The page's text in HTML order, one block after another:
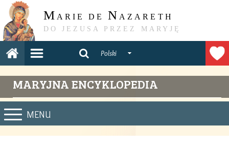
M ARIE DE N AZARETH
DO JEZUSA PRZEZ MARYJĘ
Polski
MARYJNA ENCYKLOPEDIA
MENU